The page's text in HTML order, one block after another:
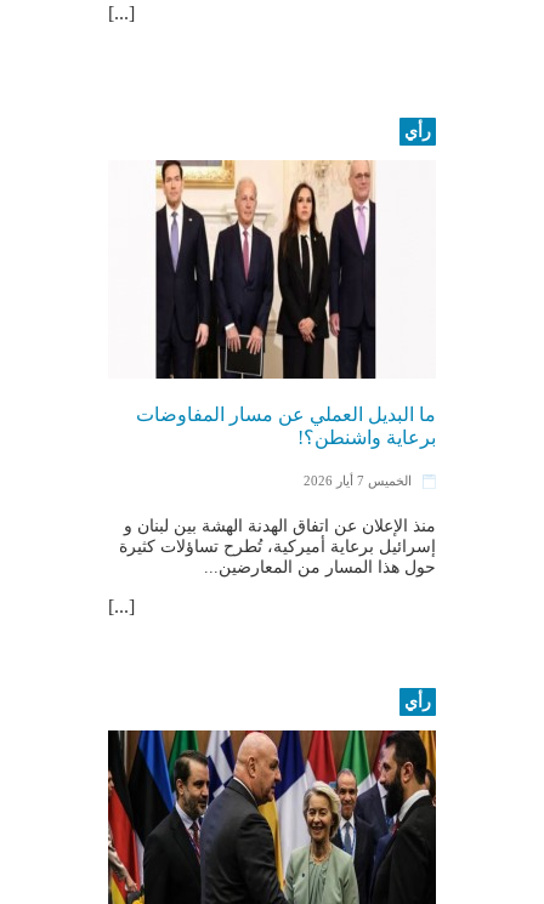
[...]
رأي
ما البديل العملي عن مسار المفاوضات
برعاية واشنطن؟!
الخميس 7 أيار 2026
منذ الإعلان عن ​اتفاق الهدنة​ الهشة بين ​لبنان​ و​
إسرائيل​ برعاية أميركية، تُطرح تساؤلات كثيرة
حول هذا المسار من المعارضين...
[...]
رأي